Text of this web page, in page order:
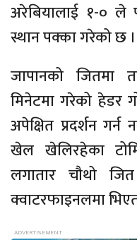
अरेबियालाई १-० ले
स्थान पक्का गरेको छ ।
जापानको जितमा
मिनेटमा गरेको हेडर
अपेक्षित प्रदर्शन
खेल खेलिरहेका
लगातार चौथो
क्वाटरफाइनलमा